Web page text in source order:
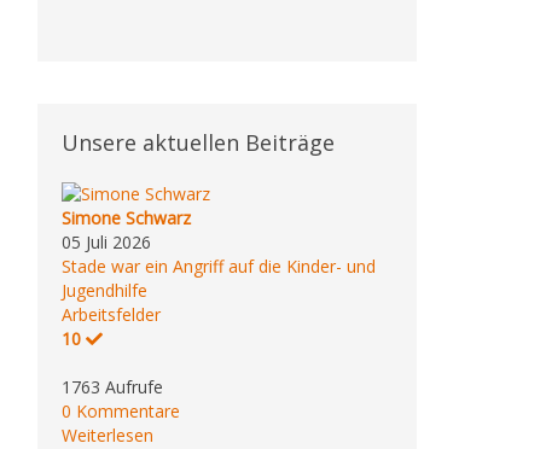
Unsere aktuellen Beiträge
Simone Schwarz
05 Juli 2026
Stade war ein Angriff auf die Kinder- und
Jugendhilfe
Arbeitsfelder
10
1763 Aufrufe
0 Kommentare
Weiterlesen